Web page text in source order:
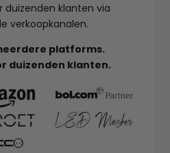
duizenden klanten via
verkoopkanalen.
platforms.
duizenden klanten.